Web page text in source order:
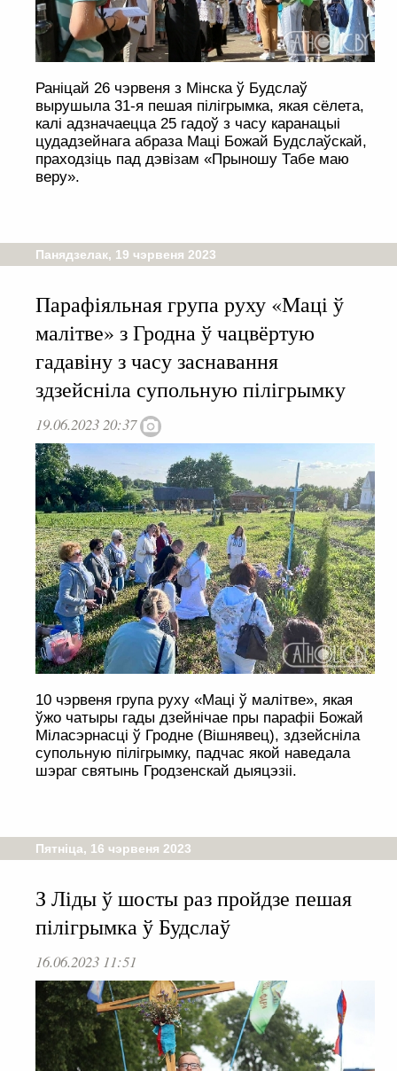
Раніцай 26 чэрвеня з Мінска ў Будслаў
вырушыла 31-я пешая пілігрымка, якая сёлета,
калі адзначаецца 25 гадоў з часу каранацыі
цудадзейнага абраза Маці Божай Будслаўскай,
праходзіць пад дэвізам «Прыношу Табе маю
веру».
Панядзелак, 19 чэрвеня 2023
Парафіяльная група руху «Маці ў
малітве» з Гродна ў чацвёртую
гадавіну з часу заснавання
здзейсніла супольную пілігрымку
19.06.2023 20:37
10 чэрвеня група руху «Маці ў малітве», якая
ўжо чатыры гады дзейнічае пры парафіі Божай
Міласэрнасці ў Гродне (Вішнявец), здзейсніла
супольную пілігрымку, падчас якой наведала
шэраг святынь Гродзенскай дыяцэзіі.
Пятніца, 16 чэрвеня 2023
З Ліды ў шосты раз пройдзе пешая
пілігрымка ў Будслаў
16.06.2023 11:51